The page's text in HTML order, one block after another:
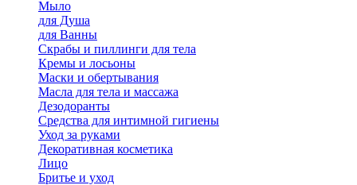
Мыло
для Душа
для Ванны
Скрабы и пиллинги для тела
Кремы и лосьоны
Маски и обертывания
Масла для тела и массажа
Дезодоранты
Средства для интимной гигиены
Уход за руками
Декоративная косметика
Лицо
Бритье и уход